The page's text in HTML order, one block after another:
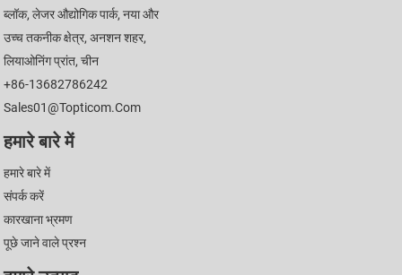
ब्लॉक, लेजर औद्योगिक पार्क, नया और
उच्च तकनीक क्षेत्र, अनशन शहर,
लियाओनिंग प्रांत, चीन
+86-13682786242
Sales01@topticom.com
हमारे बारे में
हमारे बारे में
संपर्क करें
कारखाना भ्रमण
पूछे जाने वाले प्रश्न